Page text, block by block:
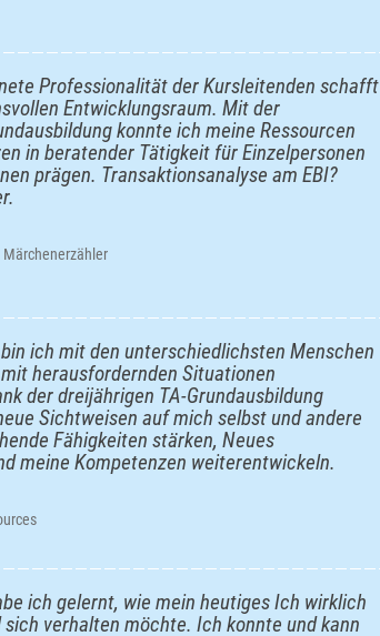
Professionalität der Kursleitenden schafft
Entwicklungsraum. Mit der
konnte ich meine Ressourcen
in beratender Tätigkeit für Einzelpersonen
prägen. Transaktionsanalyse am EBI?
ich mit den unterschiedlichsten Menschen
herausfordernden Situationen
der dreijährigen TA-Grundausbildung
Sichtweisen auf mich selbst und andere
Fähigkeiten stärken, Neues
meine Kompetenzen weiterentwickeln.
ich gelernt, wie mein heutiges Ich wirklich
verhalten möchte. Ich konnte und kann